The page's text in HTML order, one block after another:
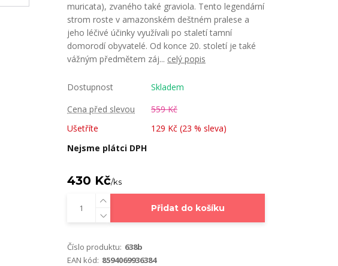
muricata), zvaného také graviola. Tento legendární
strom roste v amazonském deštném pralese a
jeho léčivé účinky využívali po staletí tamní
domorodí obyvatelé. Od konce 20. století je také
vážným předmětem záj... celý popis
Dostupnost
Skladem
Cena před slevou
559 Kč
Ušetříte
129 Kč (23 % sleva)
Nejsme plátci DPH
430 Kč/ks
Přidat do košíku
Číslo produktu: 638b
EAN kód: 8594069936384